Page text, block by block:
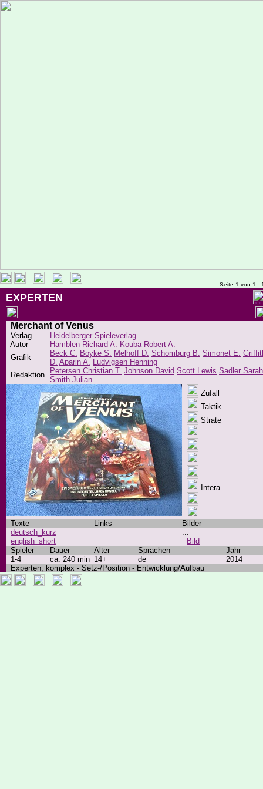
Seite 1 von 1
EXPERTEN
Merchant of Venus
Verlag
Heidelberger Spieleverlag
Autor
Hamblen Richard A. Kouba Robert A.
Grafik
Beck C. Boyke S. Melhoff D. Schomburg B. Simonet E.
D. Aparin A. Ludvigsen Henning
Redaktion
Petersen Christian T. Johnson David Scott Lewis Sadler Sarah
Smith Julian
Zufall
Taktik
Strate
Intera
Texte Links
Bilder
deutsch_kurz
english_short
...
Bild
Spieler
Dauer Alter Sprachen
Jahr
1-4
ca. 240 min 14+ de
2014
Experten, komplex - Setz-/Position - Entwicklung/Aufbau